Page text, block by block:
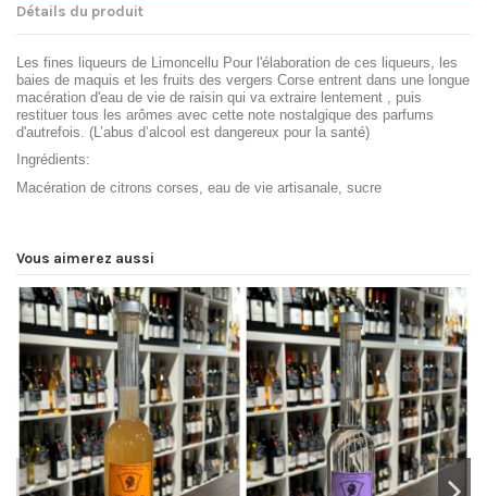
Détails du produit
Les fines liqueurs de Limoncellu Pour l'élaboration de ces liqueurs, les
baies de maquis et les fruits des vergers Corse entrent dans une longue
macération d'eau de vie de raisin qui va extraire lentement , puis
restituer tous les arômes avec cette note nostalgique des parfums
d'autrefois. (L’abus d’alcool est dangereux pour la santé)
Ingrédients:
Macération de citrons corses, eau de vie artisanale, sucre
Vous aimerez aussi